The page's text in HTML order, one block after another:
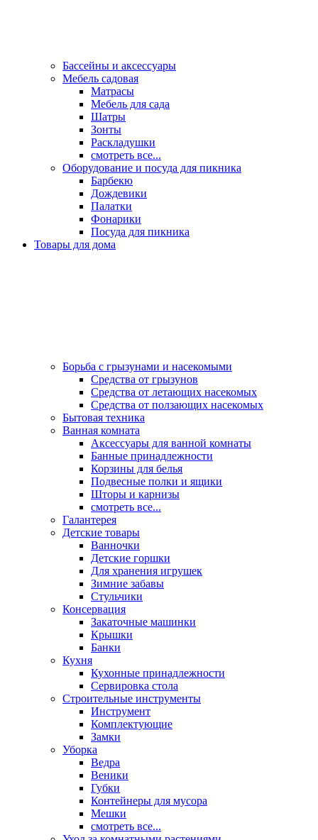
Бассейны и аксессуары
Мебель садовая
Матрасы
Мебель для сада
Шатры
Зонты
Раскладушки
смотреть все...
Оборудование и посуда для пикника
Барбекю
Дождевики
Палатки
Фонарики
Посуда для пикника
Товары для дома
Борьба с грызунами и насекомыми
Средства от грызунов
Средства от летающих насекомых
Средства от ползающих насекомых
Бытовая техника
Ванная комната
Аксессуары для ванной комнаты
Банные принадлежности
Корзины для белья
Подвесные полки и ящики
Шторы и карнизы
смотреть все...
Галантерея
Детские товары
Ванночки
Детские горшки
Для хранения игрушек
Зимние забавы
Стульчики
Консервация
Закаточные машинки
Крышки
Банки
Кухня
Кухонные принадлежности
Сервировка стола
Строительные инструменты
Инструмент
Комплектующие
Замки
Уборка
Ведра
Веники
Губки
Контейнеры для мусора
Мешки
смотреть все...